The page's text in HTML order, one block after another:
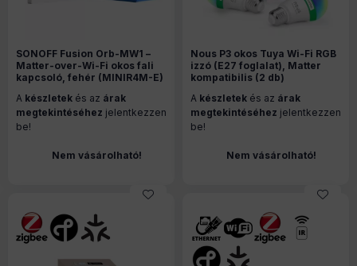
SONOFF Fusion Orb-MW1 –
Matter-over-Wi-Fi okos fali
kapcsoló, fehér (MINIR4M-E)
A készletek és az árak
megtekintéséhez jelentkezzen
be!
Nem vásárolható!
Nous P3 okos Tuya Wi-Fi RGB
izzó (E27 foglalat), Matter
kompatibilis (2 db)
A készletek és az árak
megtekintéséhez jelentkezzen
be!
Nem vásárolható!